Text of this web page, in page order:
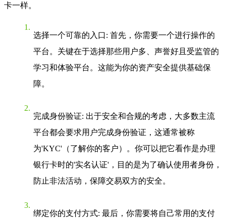
卡一样。
选择一个可靠的入口: 首先，你需要一个进行操作的
平台。关键在于选择那些用户多、声誉好且受监管的
学习和体验平台。这能为你的资产安全提供基础保
障。
完成身份验证: 出于安全和合规的考虑，大多数主流
平台都会要求用户完成身份验证，这通常被称
为'KYC'（了解你的客户）。你可以把它看作是办理
银行卡时的'实名认证'，目的是为了确认使用者身份，
防止非法活动，保障交易双方的安全。
绑定你的支付方式: 最后，你需要将自己常用的支付